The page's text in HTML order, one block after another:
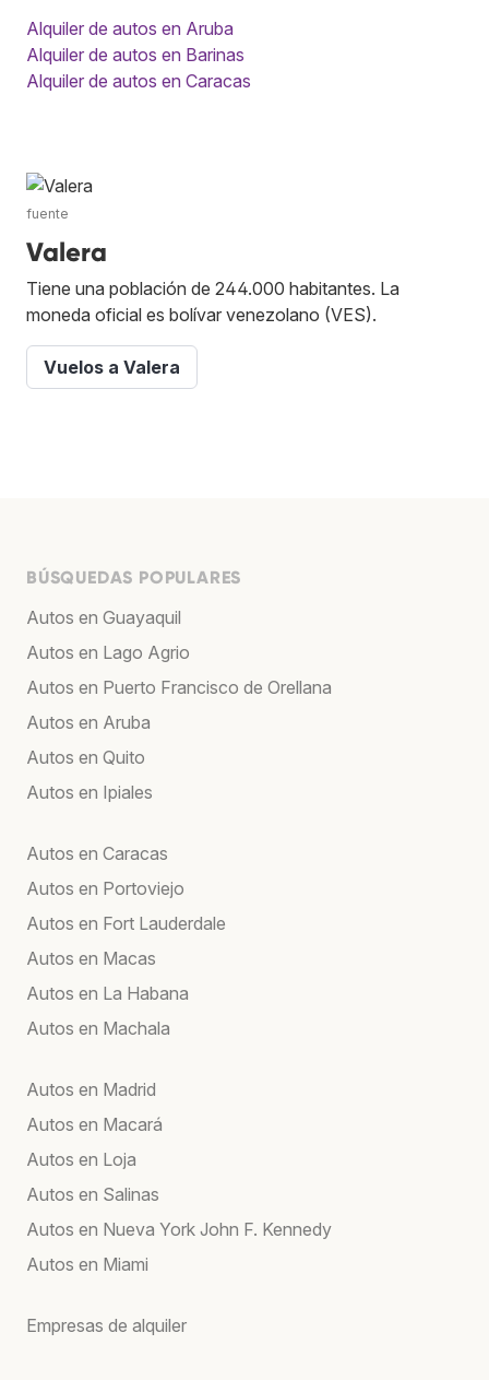
Alquiler de autos en Aruba
Alquiler de autos en Barinas
Alquiler de autos en Caracas
fuente
Valera
Tiene una población de 244.000 habitantes. La
moneda oficial es bolívar venezolano (VES).
Vuelos a Valera
BÚSQUEDAS POPULARES
Autos en Guayaquil
Autos en Lago Agrio
Autos en Puerto Francisco de Orellana
Autos en Aruba
Autos en Quito
Autos en Ipiales
Autos en Caracas
Autos en Portoviejo
Autos en Fort Lauderdale
Autos en Macas
Autos en La Habana
Autos en Machala
Autos en Madrid
Autos en Macará
Autos en Loja
Autos en Salinas
Autos en Nueva York John F. Kennedy
Autos en Miami
Empresas de alquiler